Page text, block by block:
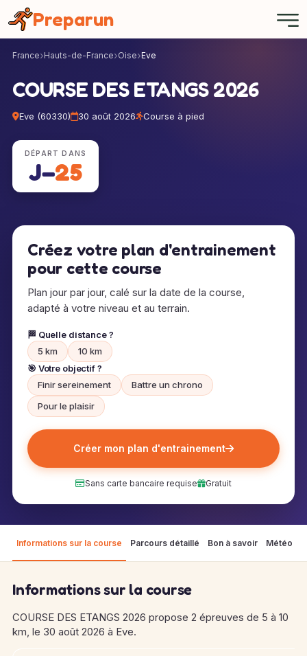
Preparun
France Hauts-de-France Oise Eve
COURSE DES ETANGS 2026
Eve (60330) 30 août 2026 Course à pied
DÉPART DANS
J−25
Créez votre plan d'entrainement
pour cette course
Plan jour par jour, calé sur la date de la course,
adapté à votre niveau et au terrain.
🏁 Quelle distance ?
5 km
10 km
🎯 Votre objectif ?
Finir sereinement
Battre un chrono
Pour le plaisir
Créer mon plan d'entrainement
Sans carte bancaire requise Gratuit
Informations sur la course Parcours détaillé Bon à savoir Météo
Informations sur la course
COURSE DES ETANGS 2026 propose 2 épreuves de 5 à 10
km, le 30 août 2026 à Eve.
Panneau de gestion des cookies